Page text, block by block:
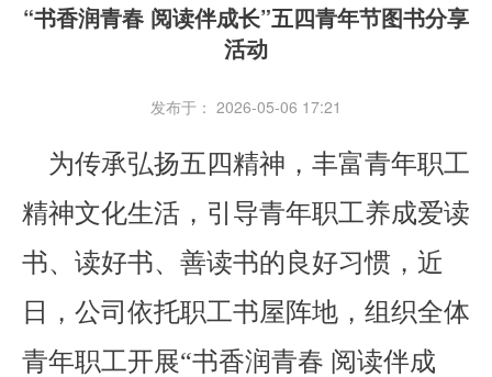
“书香润青春 阅读伴成长”五四青年节图书分享
活动
发布于： 2026-05-06 17:21
为传承弘扬五四精神，丰富青年职工
精神文化生活，引导青年职工养成爱读
书、读好书、善读书的良好习惯，近
日，公司依托职工书屋阵地，组织全体
青年职工开展“书香润青春 阅读伴成